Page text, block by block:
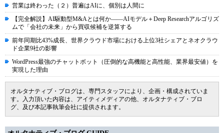
営業は終わった（２）普遍はAIに、個別は人間に
【完全解説】AI駆動型M&Aとは何か――AIモデル＋Deep Researchアルゴリズ
ムで「会社の未来」から買収候補を逆算する
前年同期比43%成長、世界クラウド市場における上位3社シェアとネオクラウ
ド企業9社の影響
WordPress最強のチャットボット（圧倒的な高機能と高性能、業界最安値）を
実現した理由
オルタナティブ・ブログは、専門スタッフにより、企画・構成されていま
す。入力頂いた内容は、アイティメディアの他、オルタナティブ・ブロ
グ、及び本記事執筆会社に提供されます。